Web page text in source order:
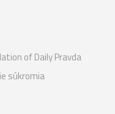
of Daily Pravda
súkromia